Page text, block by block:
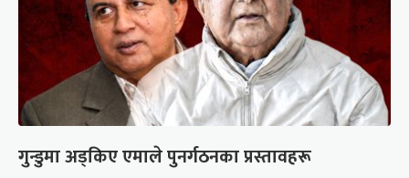
गुन्डुमा अड्किए एमाले पुनर्गठनका प्रस्तावहरू